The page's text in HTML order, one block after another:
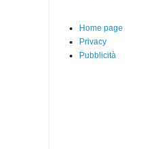
Home page
Privacy
Pubblicità